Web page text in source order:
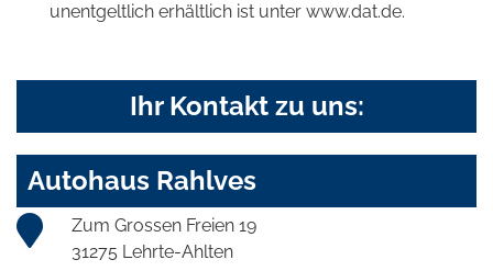
unentgeltlich erhältlich ist unter www.dat.de.
Ihr Kontakt zu uns:
Autohaus Rahlves
Zum Grossen Freien 19
31275 Lehrte-Ahlten